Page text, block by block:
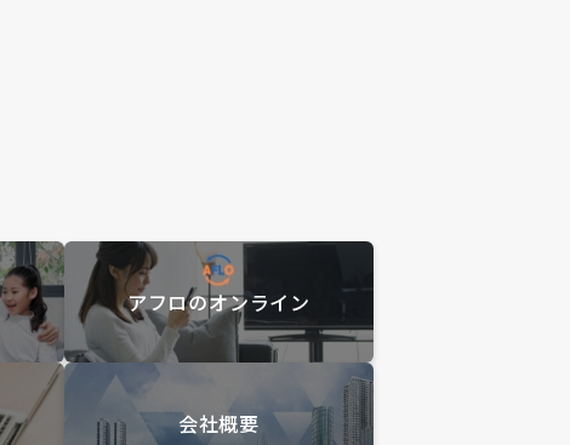
アフロのオンライン
会社概要